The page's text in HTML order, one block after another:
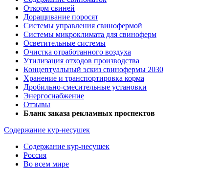
Откорм свиней
Доращивание поросят
Системы управления свинофермой
Системы микроклимата для свиноферм
Осветительные системы
Очистка отработанного воздуха
Утилизация отходов производства
Концептуальный эскиз свинофермы 2030
Хранение и транспортировка корма
Дробильно-смесительные установки
Энергоснабжение
Отзывы
Бланк заказа рекламных проспектов
Содержание кур-несушек
Содержание кур-несушек
Россия
Во всем мире